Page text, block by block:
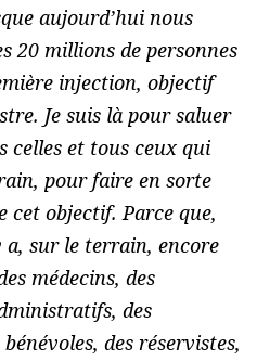
aujourd’hui nous
20 millions de personnes
injection, objectif
Je suis là pour saluer
celles et tous ceux qui
pour faire en sorte
cet objectif. Parce que,
sur le terrain, encore
médecins, des
des
des réservistes,